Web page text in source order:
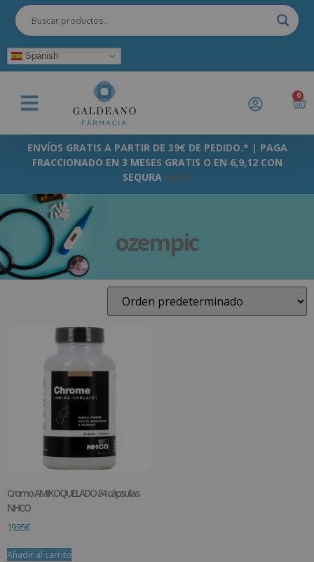
Spanish
0
ENVÍOS GRATIS A PARTIR DE 39€ DE PEDIDO.* | PAGA
FRACCIONADO EN 3 MESES GRATIS O EN 6,9,12 CON
SEQURA +info
ozempic
Cromo AMIKOQUELADO 84 cápsulas
NHCO
19.95€
Añadir al carrito